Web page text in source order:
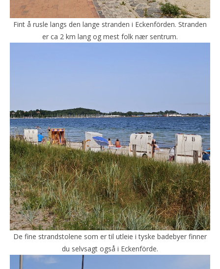
Fint å rusle langs den lange stranden i Eckenförden. Stranden
er ca 2 km lang og mest folk nær sentrum.
De fine strandstolene som er til utleie i tyske badebyer finner
du selvsagt også i Eckenförde.